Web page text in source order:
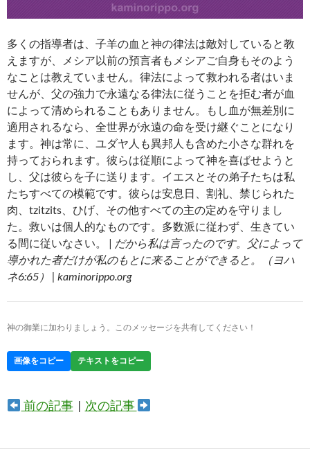
多くの指導者は、子羊の血と神の律法は敵対していると教
えますが、メシア以前の預言者もメシアご自身もそのよう
なことは教えていません。律法によって救われる者はいま
せんが、父の強力で永遠なる律法に従うことを拒む者が血
によって清められることもありません。もし血が無差別に
適用されるなら、全世界が永遠の命を受け継ぐことになり
ます。神は常に、ユダヤ人も異邦人も含めた小さな群れを
持っておられます。彼らは従順によって神を喜ばせようと
し、父は彼らを子に送ります。イエスとその弟子たちは私
たちすべての模範です。彼らは安息日、割礼、禁じられた
肉、tzitzits、ひげ、その他すべての主の定めを守りまし
た。救いは個人的なものです。多数派に従わず、生きてい
る間に従いなさい。 | だから私は言ったのです。父によって
導かれた者だけが私のもとに来ることができると。（ヨハ
ネ6:65） | kaminorippo.org
神の御業に加わりましょう。このメッセージを共有してください！
画像をコピー テキストをコピー
前の記事| 次の記事